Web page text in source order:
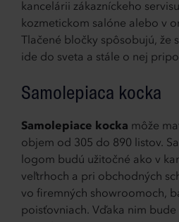
kancelárii zákazníckeho
kozmetickom salóne alebo v
Tlačené bločky spôsobujú, že
ide do sveta a stále o nej
Samolepiaca kocka
Samolepiace kocka môže
objem od 305 do 890 listov.
logom budú užitočné ako v
veľtrhoch a pri obchodných
vo firemných showroomoch,
poisťovniach. Vďaka nim bude